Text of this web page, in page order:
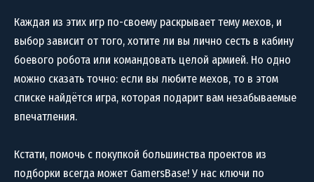
Каждая из этих игр по-своему раскрывает тему мехов, и
выбор зависит от того, хотите ли вы лично сесть в кабину
боевого робота или командовать целой армией. Но одно
можно сказать точно: если вы любите мехов, то в этом
списке найдётся игра, которая подарит вам незабываемые
впечатления.
Кстати, помочь с покупкой большинства проектов из
подборки всегда может GamersBase! У нас ключи по